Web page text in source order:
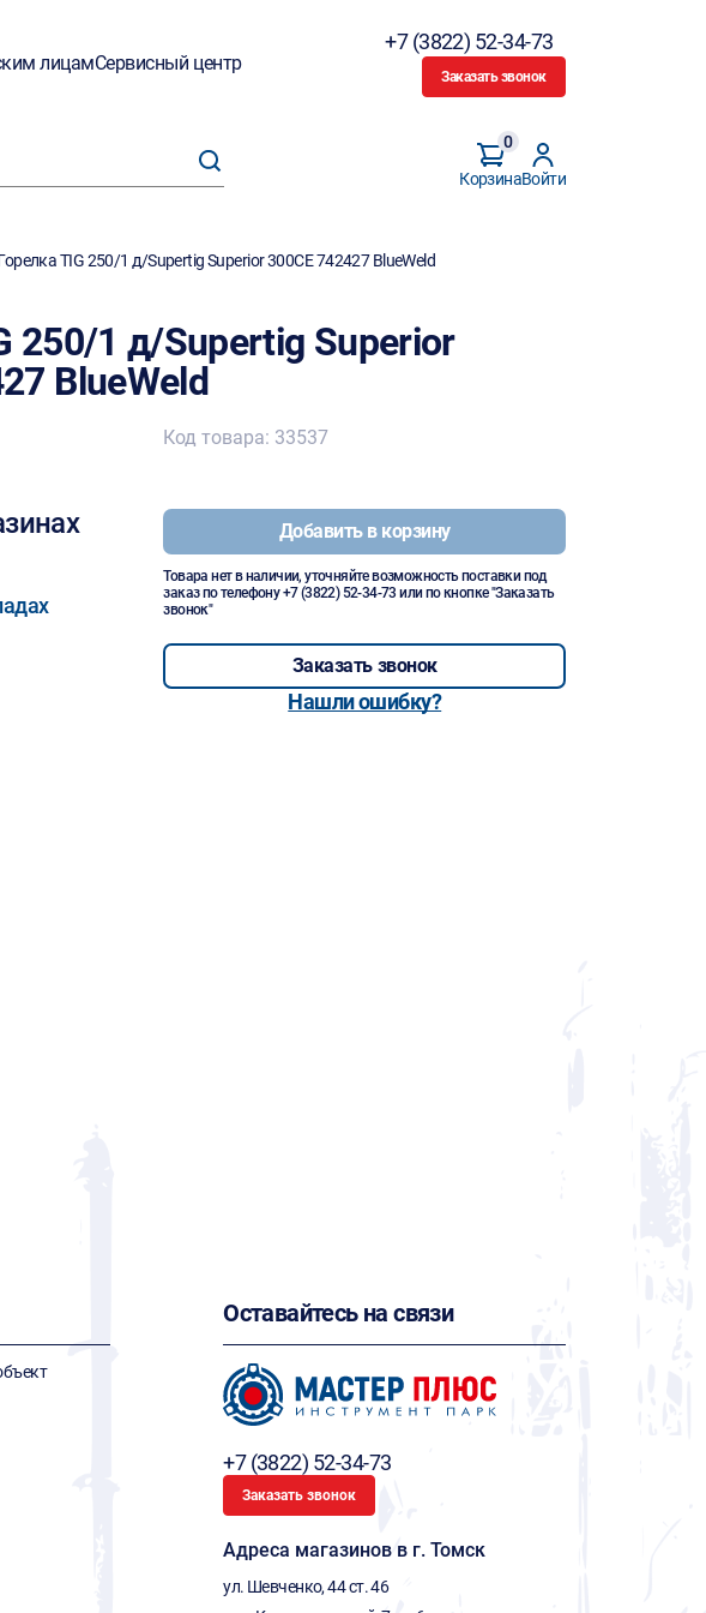
лицамСервисный центр
+7 (3822) 52-34-73
Заказать звонок
Корзина
0
Войти
TIG 250/1 д/Supertig Superior 300CE 742427 BlueWeld
250/1 д/Supertig Superior
BlueWeld
Код товара: 33537
Добавить в корзину
Товара нет в наличии, уточняйте возможность поставки под
заказ по телефону+7 (3822) 52-34-73 или по кнопке "Заказать
звонок"
Заказать звонок
Нашли ошибку?
Оставайтесь на связи
+7 (3822) 52-34-73
Заказать звонок
Адреса магазинов в г. Томск
ул. Шевченко, 44 ст. 46